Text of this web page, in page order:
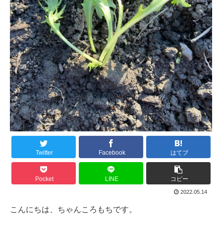
Twitter Facebook はてブ
Pocket LINE コピー
2022.05.14
こんにちは、ちゃんころもちです。